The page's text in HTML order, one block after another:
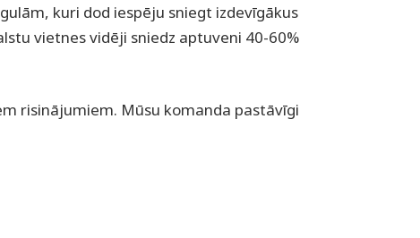
kuri dod iespēju sniegt izdevīgākus
vietnes vidēji sniedz aptuveni 40-60%
risinājumiem. Mūsu komanda pastāvīgi